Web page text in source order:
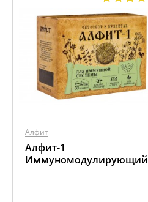
Алфит
Алфит-1
Иммуномодулирующий